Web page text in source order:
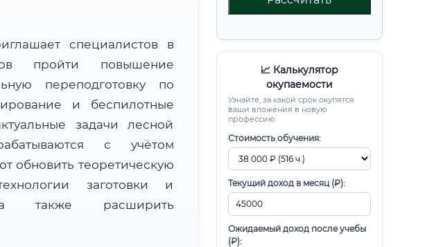
📈 Калькулятор
окупаемости
Узнайте, за какой срок окупятся
ваши вложения в новую
профессию
Стоимость обучения:
Текущий доход в месяц (₽):
Ожидаемый доход после учебы
(₽):
специалистов в
пройти повышение
переподготовку по
и беспилотные
задачи лесной
с учётом
обновить теоретическую
заготовки и
также расширить